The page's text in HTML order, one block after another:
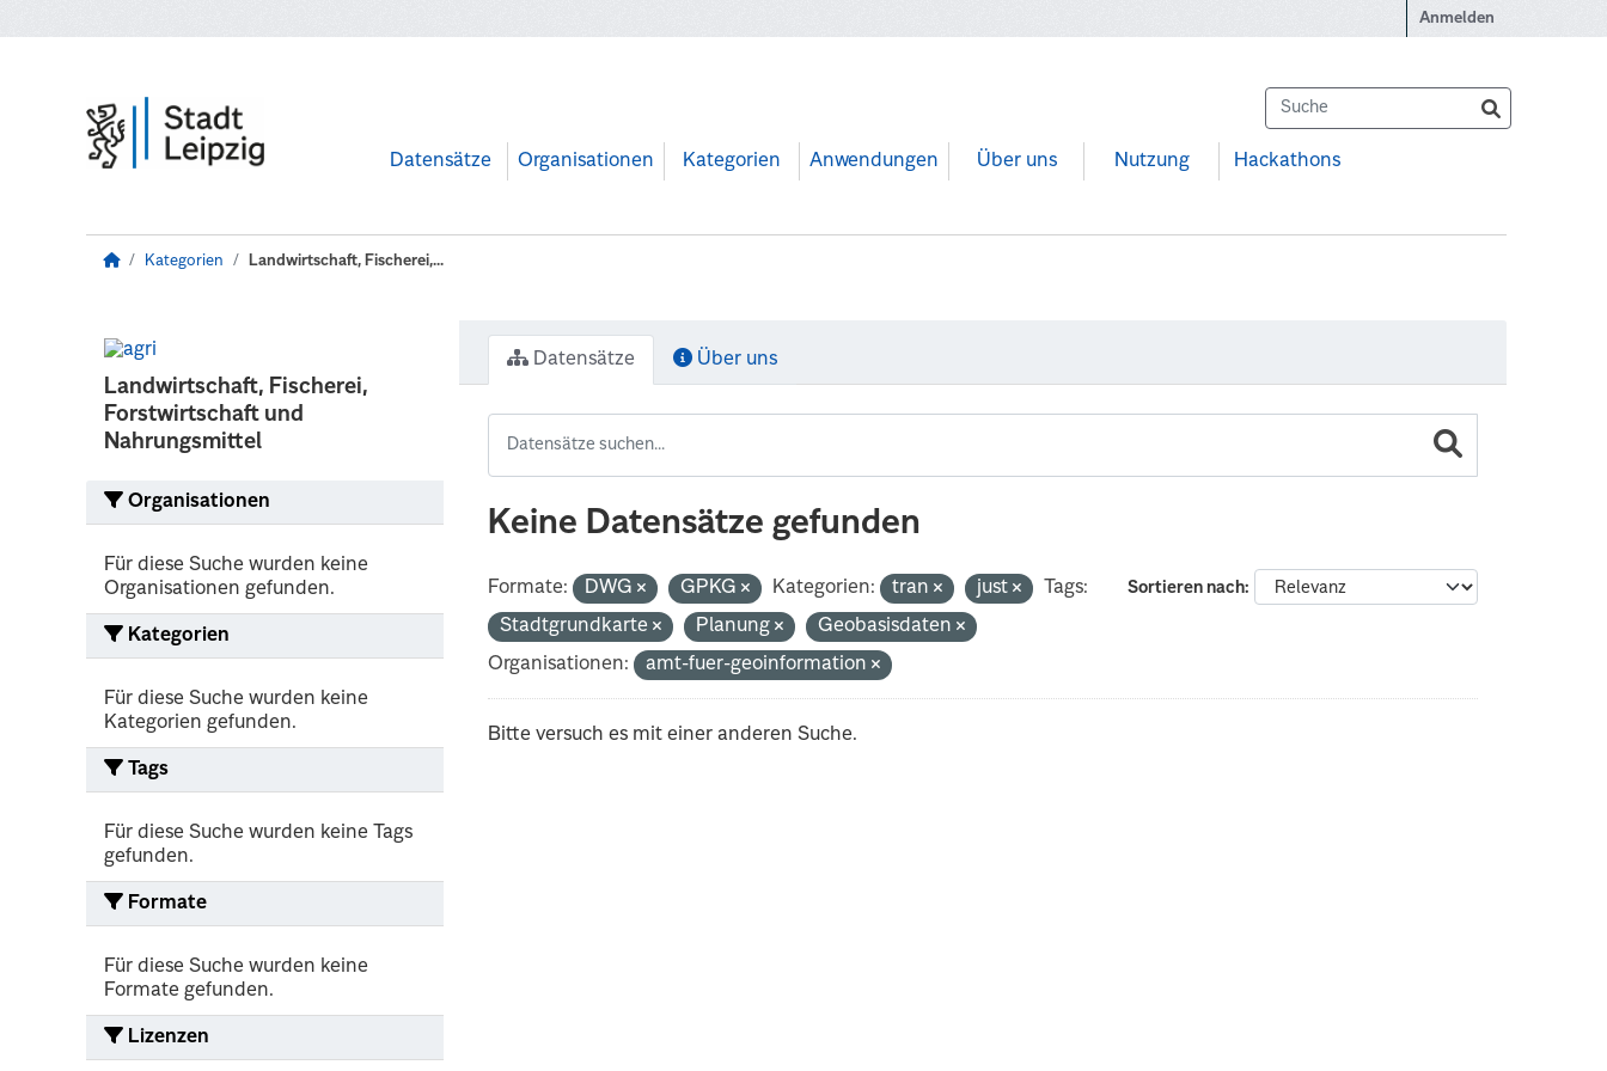
Anmelden
Datensätze Organisationen Kategorien Anwendungen Über uns Nutzung Hackathons
Kategorien Landwirtschaft, Fischerei,...
Landwirtschaft, Fischerei,
Forstwirtschaft und
Nahrungsmittel
Organisationen
Für diese Suche wurden keine
Organisationen gefunden.
Kategorien
Für diese Suche wurden keine
Kategorien gefunden.
Tags
Für diese Suche wurden keine Tags
gefunden.
Formate
Für diese Suche wurden keine
Formate gefunden.
Lizenzen
Datensätze Über uns
Keine Datensätze gefunden
Sortieren nach
Formate: DWG GPKG Kategorien: tran just
Tags:
Stadtgrundkarte
Planung
Geobasisdaten
Organisationen:
amt-fuer-geoinformation
Bitte versuch es mit einer anderen Suche.